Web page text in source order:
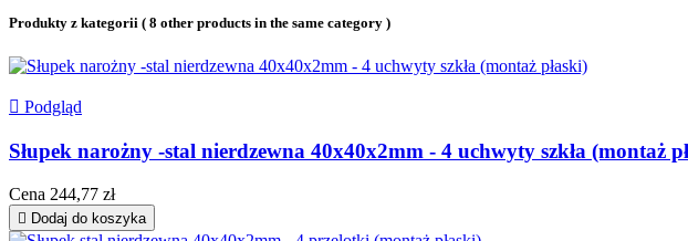
Produkty z kategorii ( 8 other products in the same category )
 Podgląd
Słupek narożny -stal nierdzewna 40x40x2mm - 4 uchwyty szkła (montaż
Cena 244,77 zł
 Dodaj do koszyka